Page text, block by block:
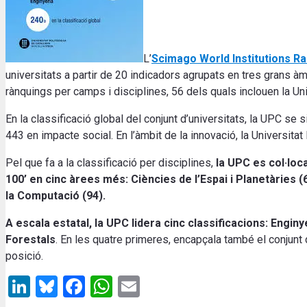
L’Scimago World Institutions
universitats a partir de 20 indicadors agrupats en tres grans
rànquings per camps i disciplines, 56 dels quals inclouen la
En la classificació global del conjunt d’universitats, la UPC
443 en impacte social. En l’àmbit de la innovació, la
Pel que fa a la classificació per disciplines, la UPC es
100’ en cinc àrees més: Ciències de l’Espai i
la Computació (94).
A escala estatal, la UPC lidera cinc classificacions:
Forestals. En les quatre primeres, encapçala també el
posició.
LinkedIn
Bluesky
Facebook
WhatsApp